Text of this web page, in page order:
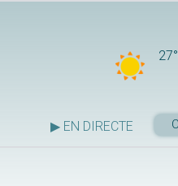
▶ EN DIRECTE